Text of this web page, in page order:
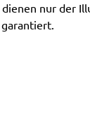
nur der